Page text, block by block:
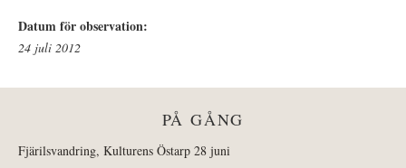
Datum för observation:
24 juli 2012
PÅ GÅNG
Fjärilsvandring, Kulturens Östarp 28 juni